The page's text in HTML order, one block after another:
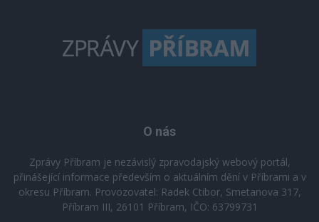
O nás
Zprávy Příbram je nezávislý zpravodajský webový portál,
přinášející informace především o aktuálním dění v Příbrami a v
okresu Příbram. Provozovatel: Radek Ctibor, Smetanova 317,
Příbram III, 26101 Příbram, IČO: 63799731